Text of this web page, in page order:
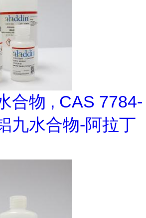
合物 , CAS 7784-
九水合物-阿拉丁